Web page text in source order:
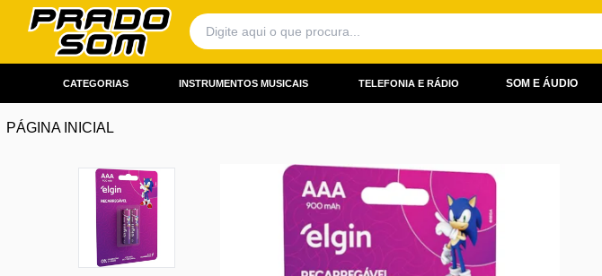
CATEGORIAS INSTRUMENTOS MUSICAIS TELEFONIA E RÁDIO SOM E ÁUDIO
PÁGINA INICIAL